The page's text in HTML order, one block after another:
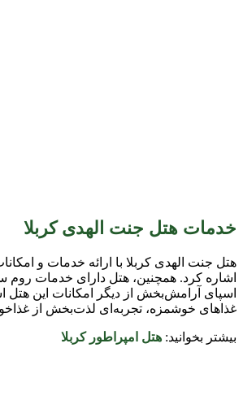
خدمات هتل جنت الهدی کربلا
هتل جنت الهدی کربلا با ارائه خدمات و
اسپای آرامش‌بخش از دیگر امکانات این هتل
غذاهای خوشمزه، تجربه‌ای لذت‌بخش از
بیشتر بخوانید: هتل امپراطور کربلا